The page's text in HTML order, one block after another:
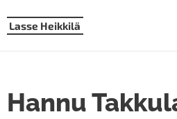
Lasse Heikkilä
Hannu